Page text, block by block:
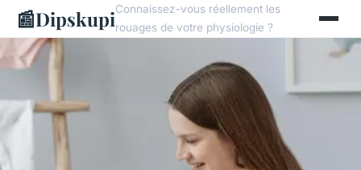
📰DipskupiConnaissez-vous réellement les
rouages de votre physiologie ?